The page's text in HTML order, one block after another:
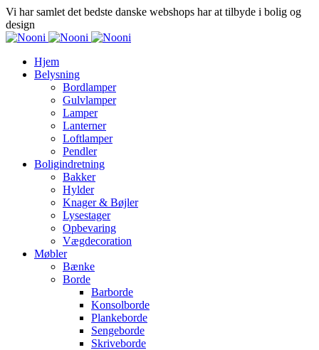
Vi har samlet det bedste danske webshops har at tilbyde i bolig og
design
Hjem
Belysning
Bordlamper
Gulvlamper
Lamper
Lanterner
Loftlamper
Pendler
Boligindretning
Bakker
Hylder
Knager & Bøjler
Lysestager
Opbevaring
Vægdecoration
Møbler
Bænke
Borde
Barborde
Konsolborde
Plankeborde
Sengeborde
Skriveborde